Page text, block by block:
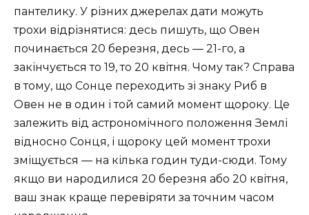
пантелику. У різних джерелах дати можуть
трохи відрізнятися: десь пишуть, що Овен
починається 20 березня, десь — 21-го, а
закінчується то 19, то 20 квітня. Чому так? Справа
в тому, що Сонце переходить зі знаку Риб в
Овен не в один і той самий момент щороку. Це
залежить від астрономічного положення Землі
відносно Сонця, і щороку цей момент трохи
зміщується — на кілька годин туди-сюди. Тому
якщо ви народилися 20 березня або 20 квітня,
ваш знак краще перевіряти за точним часом